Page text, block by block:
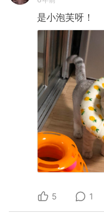
是小泡芙呀！
5 1